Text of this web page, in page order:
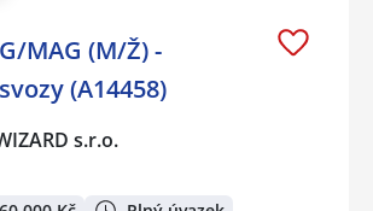
MAG (M/Ž) -
(A14458)
s.r.o.